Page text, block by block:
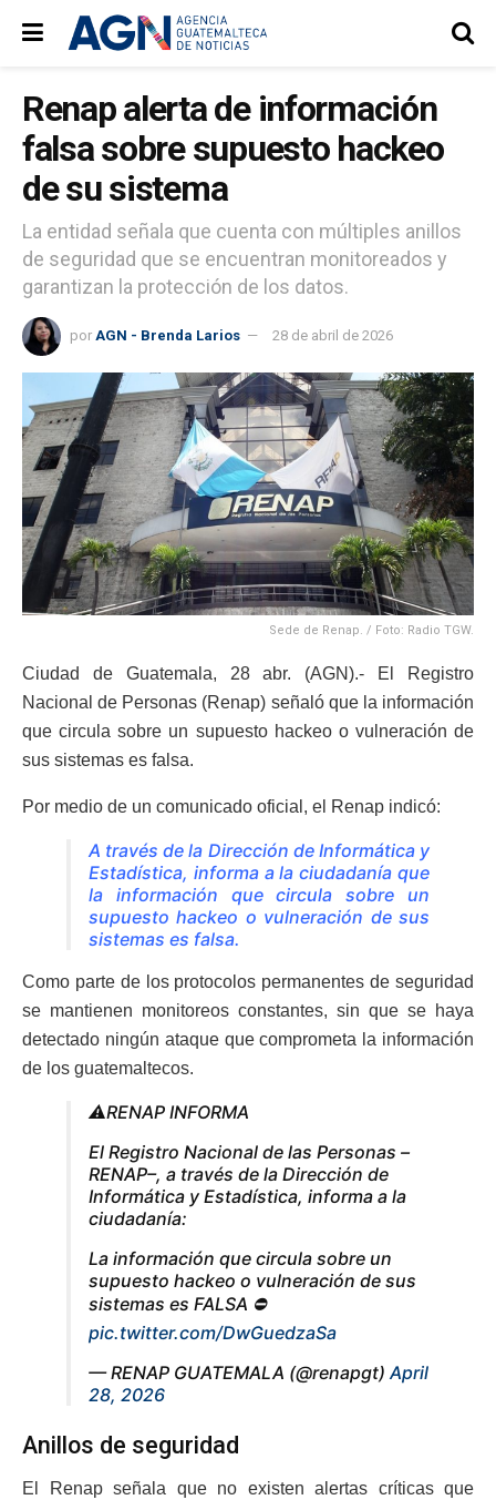
Renap alerta de información
falsa sobre supuesto hackeo
de su sistema
La entidad señala que cuenta con múltiples anillos
de seguridad que se encuentran monitoreados y
garantizan la protección de los datos.
por AGN - Brenda Larios 28 de abril de 2026
Sede de Renap. / Foto: Radio TGW.
Ciudad de Guatemala, 28 abr. (AGN).- El Registro
Nacional de Personas (Renap) señaló que la información
que circula sobre un supuesto hackeo o vulneración de
sus sistemas es falsa.
Por medio de un comunicado oficial, el Renap indicó:
A través de la Dirección de Informática y
Estadística, informa a la ciudadanía que
la información que circula sobre un
supuesto hackeo o vulneración de sus
sistemas es falsa.
Como parte de los protocolos permanentes de seguridad
se mantienen monitoreos constantes, sin que se haya
detectado ningún ataque que comprometa la información
de los guatemaltecos.
⚠️RENAP INFORMA
El Registro Nacional de las Personas –
RENAP–, a través de la Dirección de
Informática y Estadística, informa a la
ciudadanía:
La información que circula sobre un
supuesto hackeo o vulneración de sus
sistemas es FALSA ⛔️
pic.twitter.com/DwGuedzaSa
— RENAP GUATEMALA (@renapgt) April
28, 2026
Anillos de seguridad
El Renap señala que no existen alertas críticas que